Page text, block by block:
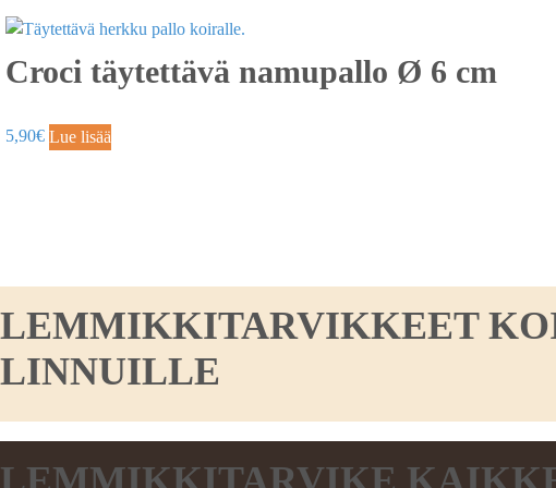
Croci täytettävä namupallo Ø 6 cm
5,90€ Lue lisää
LEMMIKKITARVIKKEET
LINNUILLE